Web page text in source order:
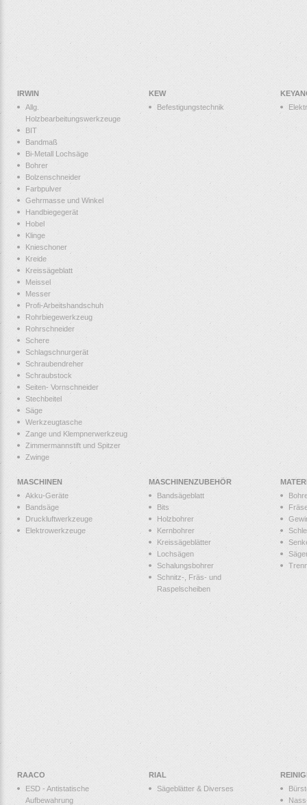
IRWIN
Allg.
Holzbearbeitungswerkzeuge
BIT
Bandmaß
Bi-Metall Lochsäge
Bohrer
Bolzenschneider
Farbpulver
Gehrmasse und Winkel
Handbiegegerät
Hobel
Klinge
Knieschoner
Kreide
Kreissägeblatt
Meissel
Messer
Profi-Arbeitshandschuh
Rohrbiegewerkzeug
Rohrschneider
Schere
Schlagschnurgerät
Schraubendreher
Schraubstock
Seiten- Vornschneider
Stechbeitel
Säge
Werkzeugtasche
Zange und Klempnerwerkzeug
Zimmermannstift und Spitzer
Zwinge
KEW
Befestigungstechnik
MASCHINEN
Akku-Geräte
Bandsäge
Druckluftwerkzeuge
Elektrowerkzeuge
MASCHINENZUBEHÖR
Bandsägeblatt
Bits
Holzbohrer
Kernbohrer
Kreissägeblätter
Lochsägen
Schalungsbohrer
Schnitz-, Fräs- und
Raspelscheiben
RAACO
ESD - Antistatische
Aufbewahrung
RIAL
Sägeblätter & Diverses